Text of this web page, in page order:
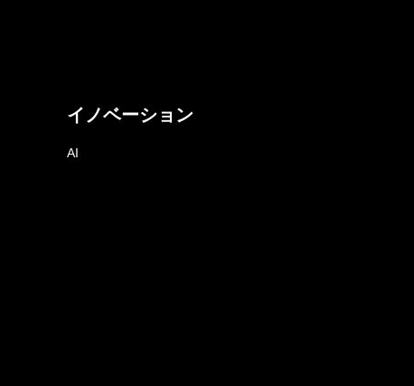
イノベーション
AI